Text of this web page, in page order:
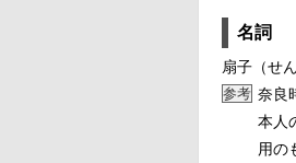
名詞
扇子（せ
参考 奈良
本人
用の